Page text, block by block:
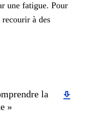
une fatigue. Pour
à des
la
»